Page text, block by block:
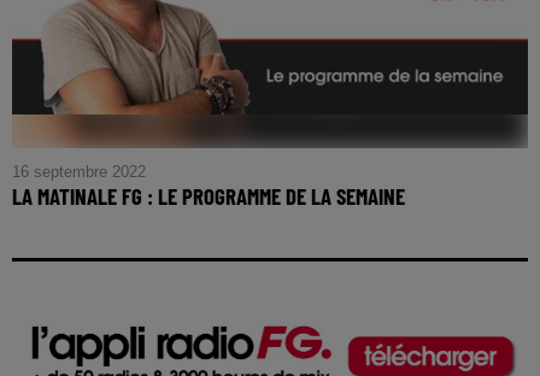
16 septembre 2022
LA MATINALE FG : LE PROGRAMME DE LA SEMAINE